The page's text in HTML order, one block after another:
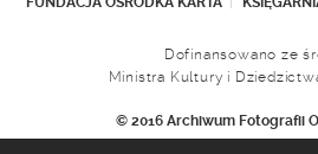
Dofinansowano ze
Ministra Kultury i
© 2016 Archiwum Fotografii